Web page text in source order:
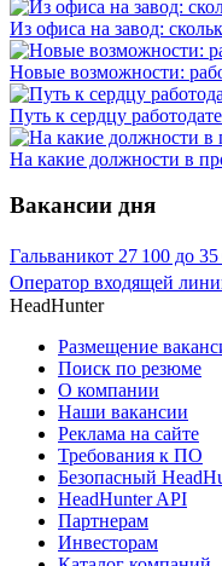
Из офиса на завод:
Новые возможности:
Путь к сердцу
На какие должности в
Вакансии дня
Гальваникот 27 100 до 35
Оператор входящей
HeadHunter
Размещение
Поиск по резюме
О компании
Наши вакансии
Реклама на сайте
Требования к ПО
Безопасный
HeadHunter API
Партнерам
Инвесторам